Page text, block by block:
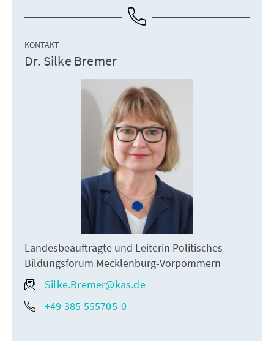
KONTAKT
Dr. Silke Bremer
Landesbeauftragte und Leiterin Politisches
Bildungsforum Mecklenburg-Vorpommern
Silke.Bremer@kas.de
+49 385 555705-0